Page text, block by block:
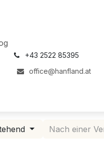
+43 2522 85395
office@hanfland.at